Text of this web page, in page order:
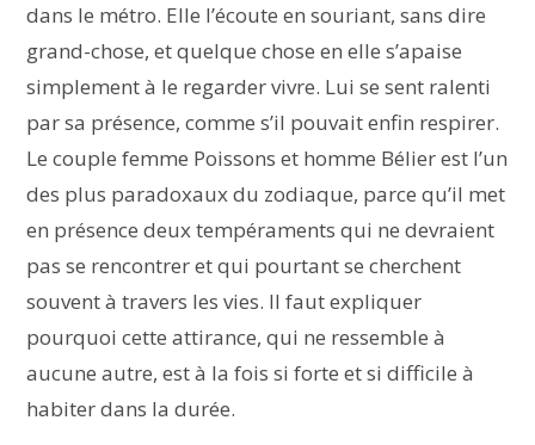
dans le métro. Elle l’écoute en souriant, sans dire
grand-chose, et quelque chose en elle s’apaise
simplement à le regarder vivre. Lui se sent ralenti
par sa présence, comme s’il pouvait enfin respirer.
Le couple femme Poissons et homme Bélier est l’un
des plus paradoxaux du zodiaque, parce qu’il met
en présence deux tempéraments qui ne devraient
pas se rencontrer et qui pourtant se cherchent
souvent à travers les vies. Il faut expliquer
pourquoi cette attirance, qui ne ressemble à
aucune autre, est à la fois si forte et si difficile à
habiter dans la durée.